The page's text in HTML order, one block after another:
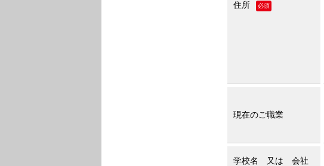
住所 必須
現在のご職業
学校名 又は 会社